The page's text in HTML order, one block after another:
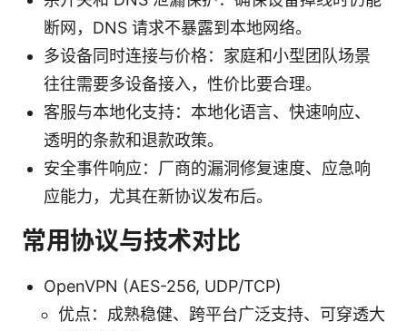
断网，DNS 请求不暴露到本地网络。
多设备同时连接与价格：家庭和小型团队场景
往往需要多设备接入，性价比要合理。
客服与本地化支持：本地化语言、快速响应、
透明的条款和退款政策。
安全事件响应：厂商的漏洞修复速度、应急响
应能力，尤其在新协议发布后。
常用协议与技术对比
OpenVPN (AES-256, UDP/TCP)
优点：成熟稳健、跨平台广泛支持、可穿透大